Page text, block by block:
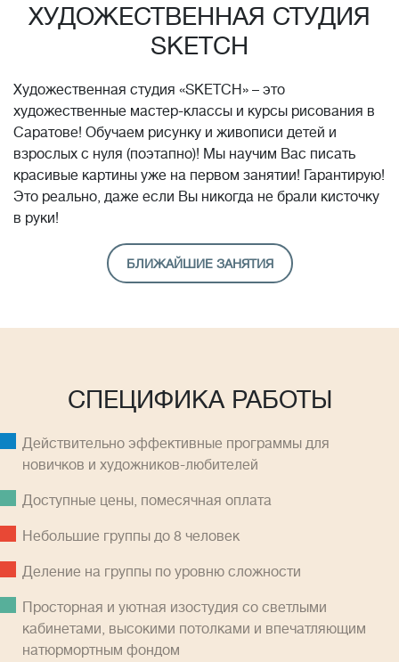
стоимость обучения!*
ХУДОЖЕСТВЕННАЯ СТУДИЯ
SKETCH
Художественная студия «SKETCH» – это
художественные мастер-классы и курсы рисования в
Саратове! Обучаем рисунку и живописи детей и
взрослых с нуля (поэтапно)! Мы научим Вас писать
красивые картины уже на первом занятии! Гарантирую!
Это реально, даже если Вы никогда не брали кисточку
в руки!
БЛИЖАЙШИЕ ЗАНЯТИЯ
СПЕЦИФИКА РАБОТЫ
Действительно эффективные программы для
новичков и художников-любителей
Доступные цены, помесячная оплатa
Небольшие группы до 8 человек
Деление на группы по уровню сложности
Просторная и уютная изостудия со светлыми
кабинетами, высокими потолками и впечатляющим
натюрмортным фондом